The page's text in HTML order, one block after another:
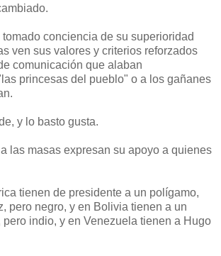
conciencia de su superioridad
ven sus valores y criterios reforzados
comunicación que alaban
princesas del pueblo" o a los gañanes
y lo basto gusta.
las masas expresan su apoyo a quienes
tienen de presidente a un polígamo,
pero negro, y en Bolivia tienen a un
pero indio, y en Venezuela tienen a Hugo